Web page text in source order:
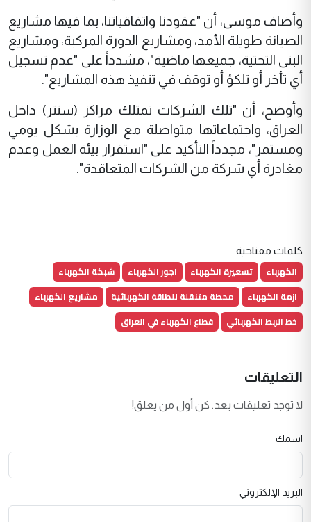
وأضاف موسى، أن "عقودنا واتفاقياتنا، بما فيها مشاريع
الصيانة طويلة الأمد، ومشاريع الدورة المركبة، ومشاريع
البنى التحتية، جميعها ماضية"، مشدداً على "عدم تسجيل
أي تأخر أو تلكؤ أو توقف في تنفيذ هذه المشاريع".
وأوضح، أن "تلك الشركات تمتلك مراكز (سنتر) داخل
العراق، واجتماعاتها متواصلة مع الوزارة بشكل يومي
ومستمر"، مجدداً التأكيد على "استقرار بيئة العمل وعدم
مغادرة أي شركة من الشركات المتعاقدة".
كلمات مفتاحية
الكهرباء تسعيرة الكهرباء اجور الكهرباء
شبكة الكهرباء
ازمة الكهرباء
محطة متنقلة للطاقة الكهربائية
مشاريع الكهرباء
خط الربط الكهربائي
قطاع الكهرباء في العراق
التعليقات
لا توجد تعليقات بعد. كن أول من يعلق!
اسمك
البريد الإلكتروني